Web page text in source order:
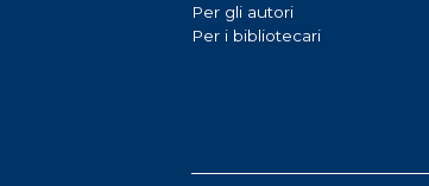
Per gli autori
Per i bibliotecari